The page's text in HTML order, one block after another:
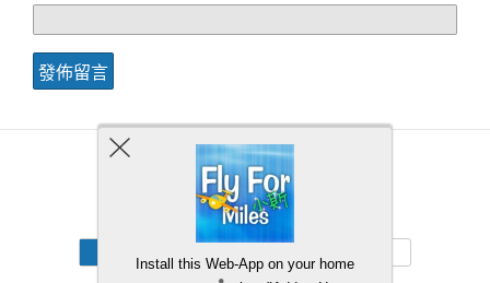
Back to top
Install this Web-App on your home